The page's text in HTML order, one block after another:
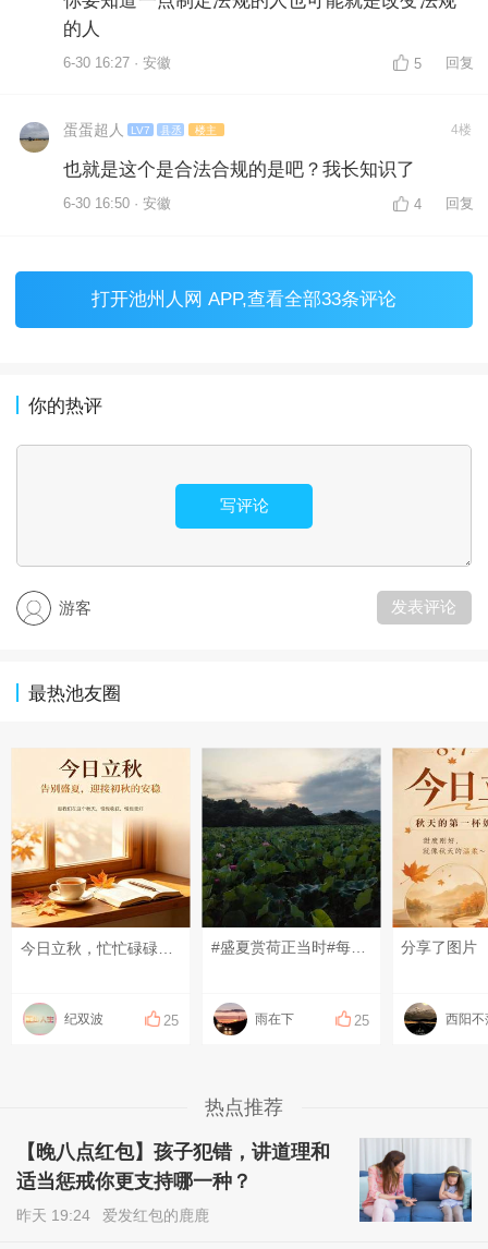
的人
6-30 16:27 · 安徽 5 回复
蛋蛋超人 LV7 县丞 楼主 4楼
也就是这个是合法合规的是吧？我长知识了
6-30 16:50 · 安徽 4 回复
打开池州人网 APP,查看全部33条评论
你的热评
写评论
游客 发表评论
最热池友圈
今日立秋，忙忙碌碌又半年，不知不觉已是秋，希望这个秋天的风，不急不燥，岁月静好，带来所有好运，百事顺遂，万事顺心
纪双波 25
#盛夏赏荷正当时#每天来这里绕一圈
雨在下 25
分享了图片
西阳不
热点推荐
【晚八点红包】孩子犯错，讲道理和
适当惩戒你更支持哪一种？
昨天 19:24 爱发红包的鹿鹿